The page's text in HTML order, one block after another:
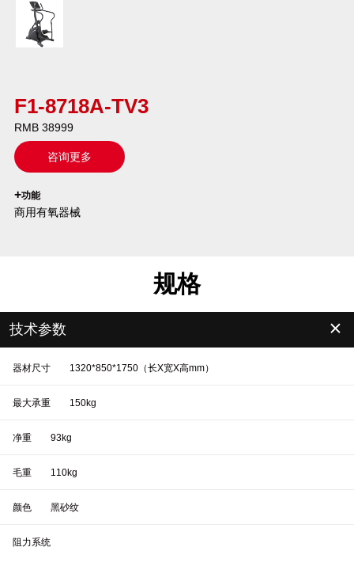
F1-8718A-TV3
RMB 38999
咨询更多
`
+功能
商用有氧器械
规格
技术参数 ＋
器材尺寸 1320*850*1750（长X宽X高mm）
最大承重 150kg
净重 93kg
毛重 110kg
颜色 黑砂纹
阻力系统